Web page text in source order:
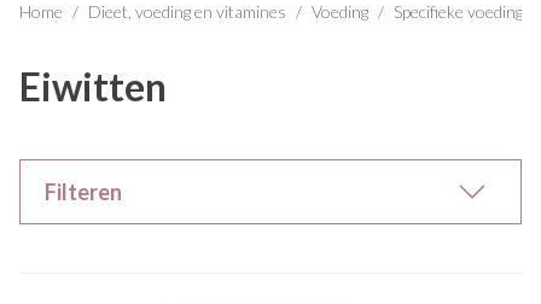
Home / Dieet, voeding en vitamines / Voeding / Specifieke voeding
Eiwitten
Filteren